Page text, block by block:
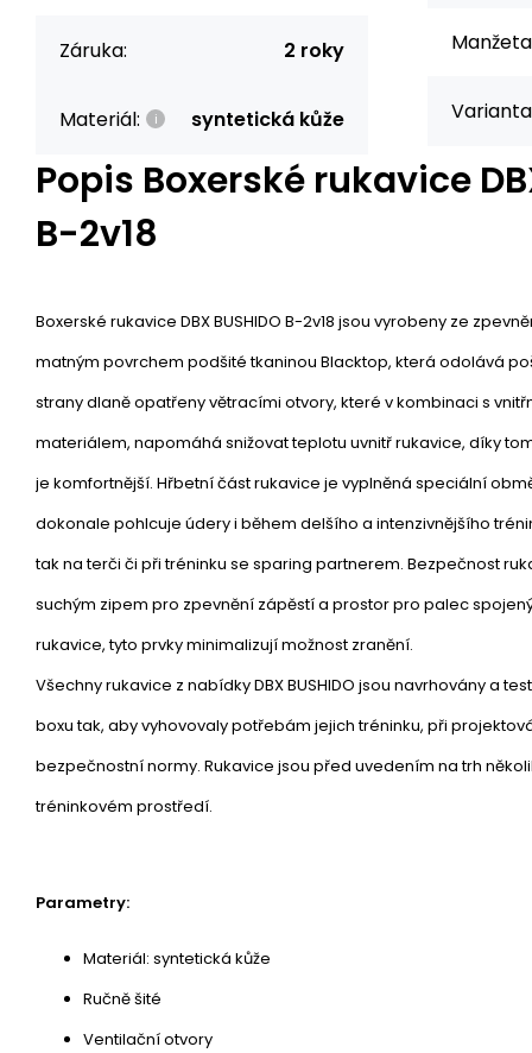
Záruka: 2 roky
Materiál: syntetická kůže
Popis Boxerské rukavice
B-2v18
Boxerské rukavice DBX BUSHIDO B-2v18 jsou vyrobeny ze
matným povrchem podšité tkaninou Blacktop, která odolává
strany dlaně opatřeny větracími otvory, které v kombinaci s
materiálem, napomáhá snižovat teplotu uvnitř rukavice, díky
je komfortnější. Hřbetní část rukavice je vyplněná speciální
dokonale pohlcuje údery i během delšího a intenzivnějšího
tak na terči či při tréninku se sparing partnerem. Bezpečnost
suchým zipem pro zpevnění zápěstí a prostor pro palec
rukavice, tyto prvky minimalizují možnost zranění.
Všechny rukavice z nabídky DBX BUSHIDO jsou navrhovány a
boxu tak, aby vyhovovaly potřebám jejich tréninku, při
bezpečnostní normy. Rukavice jsou před uvedením na trh
tréninkovém prostředí.
Parametry:
Materiál: syntetická kůže
Ručně šité
Ventilační otvory